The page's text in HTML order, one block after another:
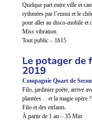
Quelque part entre ville et
rythmées par l’ennui et le
pour aller au disco-mobile et
Miss vibration.
Tout public – 1h15
Le potager de
2019
Compagnie Quart de
Filo, jardinier poète, arrive
plantées… et la magie opère
Filo et des enfants.
À partir de 1 an – 35 Min